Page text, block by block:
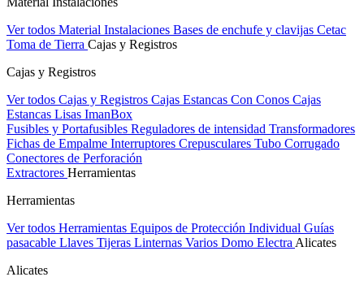
Ver todos Material Instalaciones Bases de enchufe y clavijas Cetac
Toma de Tierra Cajas y Registros
Cajas y Registros
Ver todos Cajas y Registros Cajas Estancas Con Conos Cajas
Estancas Lisas ImanBox
Fusibles y Portafusibles Reguladores de intensidad Transformadores
Fichas de Empalme Interruptores Crepusculares Tubo Corrugado
Conectores de Perforación
Extractores Herramientas
Herramientas
Ver todos Herramientas Equipos de Protección Individual Guías
pasacable Llaves Tijeras Linternas Varios Domo Electra Alicates
Alicates